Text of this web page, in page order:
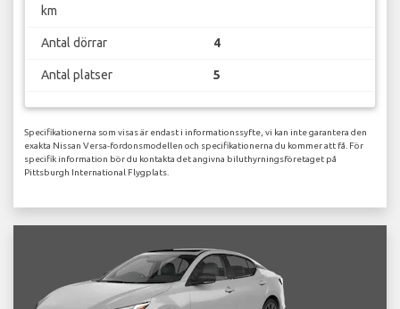
km
Antal dörrar 4
Antal platser 5
Specifikationerna som visas är endast i informationssyfte, vi kan inte garantera den
exakta Nissan Versa-fordonsmodellen och specifikationerna du kommer att få. För
specifik information bör du kontakta det angivna biluthyrningsföretaget på
Pittsburgh International Flygplats.